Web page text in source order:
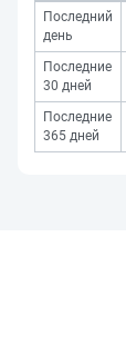
Последний
день
Последние
30 дней
Последние
365 дней